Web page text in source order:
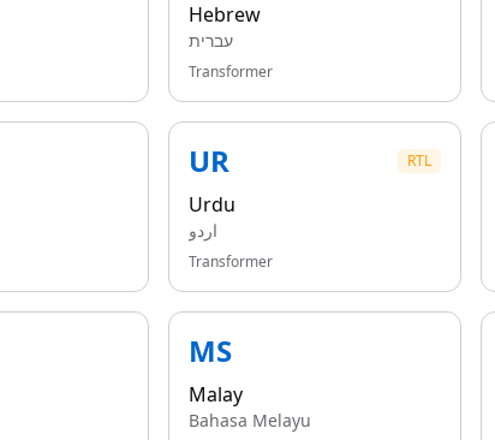
Hebrew
עברית
Transformer
UR RTL
Urdu
اردو
Transformer
MS
Malay
Bahasa Melayu